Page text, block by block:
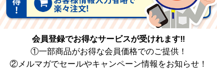
会員登録でお得なサービスが受けれます‼
①一部商品がお得な会員価格でのご提供！
②メルマガでセールやキャンペーン情報をお知らせ！